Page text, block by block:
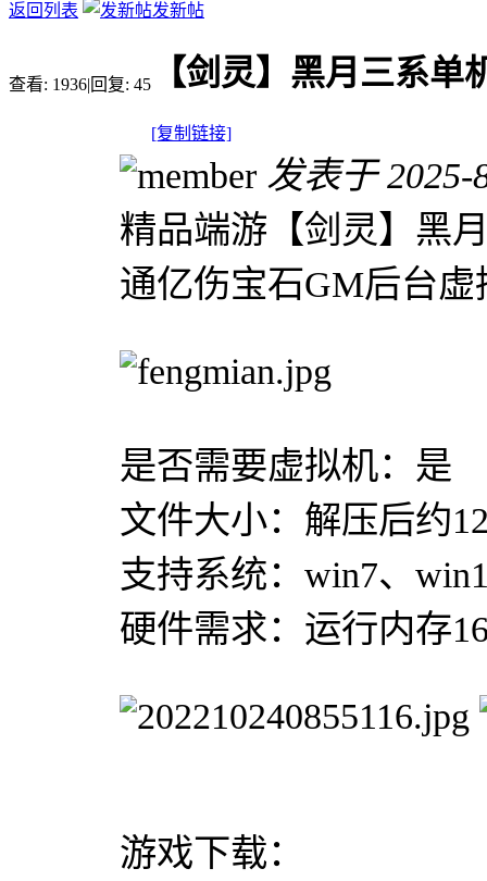
返回列表
发新帖
查看: 1936|回复: 45 【剑灵】黑月三系
[复制链接]
发表于 2025-
精品端游【剑灵】黑
通亿伤宝石GM后台
是否需要虚拟机：是
文件大小：解压后约
支持系统：win7、
硬件需求：运行内存
游戏下载：